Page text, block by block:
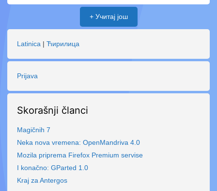
+ Учитај још
Latinica | Ћирилица
Prijava
Skorašnji članci
Magičnih 7
Neka nova vremena: OpenMandriva 4.0
Mozila priprema Firefox Premium servise
I konačno: GParted 1.0
Kraj za Antergos